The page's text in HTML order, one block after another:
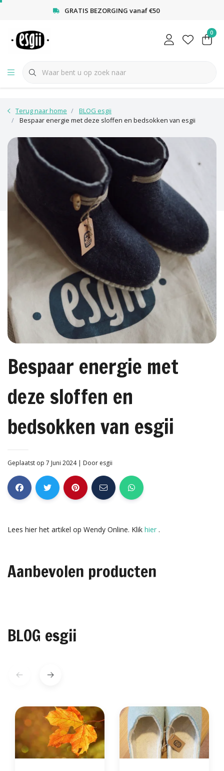
< GRATIS BEZORGING vanaf €50
0
Terug naar home
BLOG esgii
Bespaar energie met deze sloffen en bedsokken van esgii
Bespaar energie met
deze sloffen en
bedsokken van esgii
Geplaatst op 7 Juni 2024 | Door esgii
Lees hier het artikel op Wendy Online. Klik hier .
Aanbevolen producten
BLOG esgii